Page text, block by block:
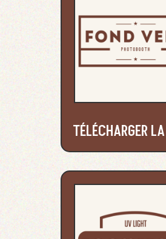
TÉLÉCHARGER